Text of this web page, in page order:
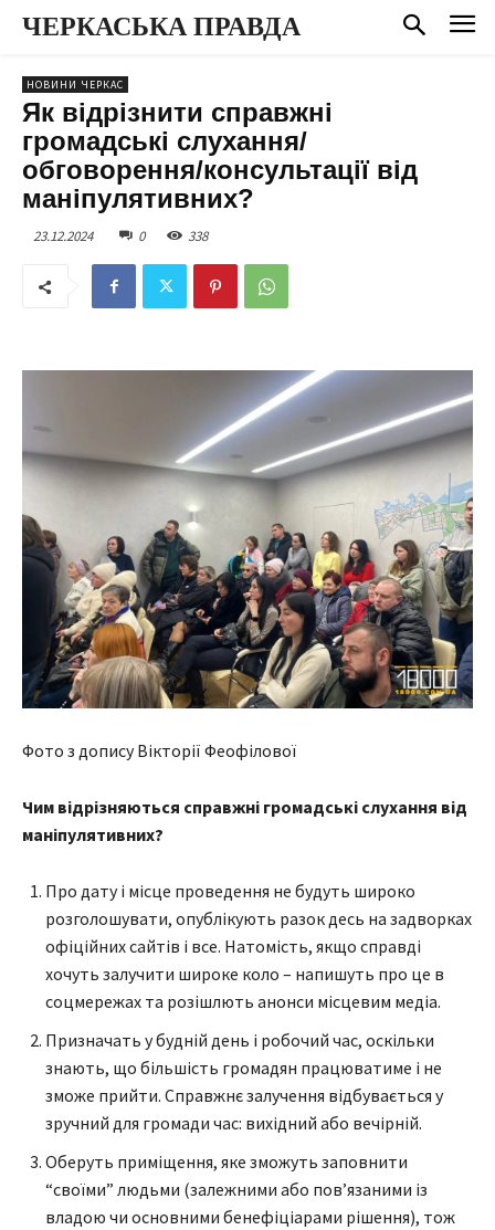
ЧЕРКАСЬКА ПРАВДА
НОВИНИ ЧЕРКАС
Як відрізнити справжні
громадські слухання/
обговорення/консультації від
маніпулятивних?
23.12.2024 0 338
Фото з допису Вікторії Феофілової
Чим відрізняються справжні громадські слухання від
маніпулятивних?
Про дату і місце проведення не будуть широко
розголошувати, опублікують разок десь на задворках
офіційних сайтів і все. Натомість, якщо справді
хочуть залучити широке коло – напишуть про це в
соцмережах та розішлють анонси місцевим медіа.
Призначать у будній день і робочий час, оскільки
знають, що більшість громадян працюватиме і не
зможе прийти. Справжнє залучення відбувається у
зручний для громади час: вихідний або вечірній.
Оберуть приміщення, яке зможуть заповнити
“своїми” людьми (залежними або пов’язаними із
владою чи основними бенефіціарами рішення), тож